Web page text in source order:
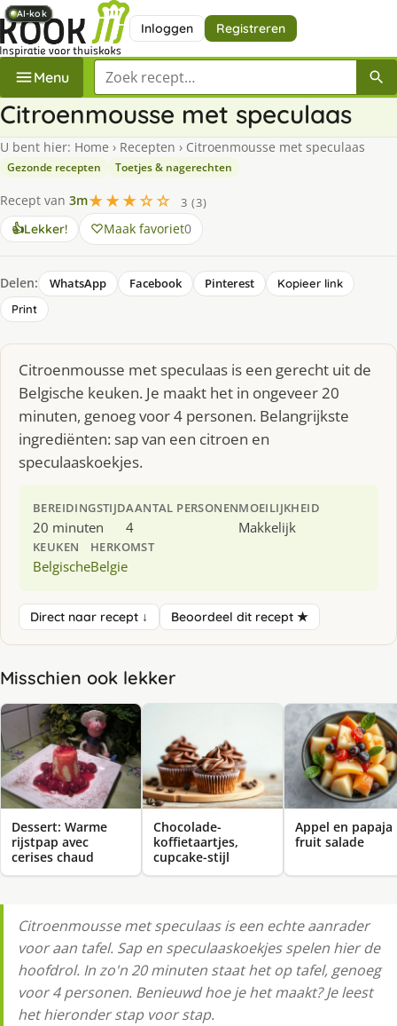
Inloggen Registreren
Menu Zoek een recept
Citroenmousse met speculaas
U bent hier: Home › Recepten › Citroenmousse met speculaas
Gezonde recepten Toetjes & nagerechten
Recept van 3m★★★☆☆
3 (3)
👍Lekker! Maak favoriet0
Delen: WhatsApp Facebook Pinterest
Kopieer link
Print
Citroenmousse met speculaas is een gerecht uit de
Belgische keuken. Je maakt het in ongeveer 20
minuten, genoeg voor 4 personen. Belangrijkste
ingrediënten: sap van een citroen en
speculaaskoekjes.
BEREIDINGSTIJD
20 minuten
AANTAL PERSONEN
4
MOEILIJKHEID
Makkelijk
KEUKEN
Belgische
HERKOMST
Belgie
Direct naar recept ↓ Beoordeel dit recept ★
Misschien ook lekker
Dessert: Warme
rijstpap avec
cerises chaud
AI-kok
Chocolade-
koffietaartjes,
cupcake-stijl
AI-kok
Appel en papaja
fruit salade
AI-kok
AI-kok
AI-kok
AI-kok
AI-kok
Citroenmousse met speculaas is een echte aanrader
voor aan tafel. Sap en speculaaskoekjes spelen hier de
hoofdrol. In zo'n 20 minuten staat het op tafel, genoeg
voor 4 personen. Benieuwd hoe je het maakt? Je leest
het hieronder stap voor stap.